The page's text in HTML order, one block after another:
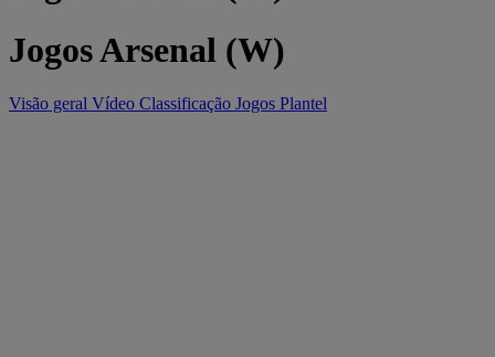
Jogos Arsenal (W)
Visão geral Vídeo Classificação Jogos Plantel